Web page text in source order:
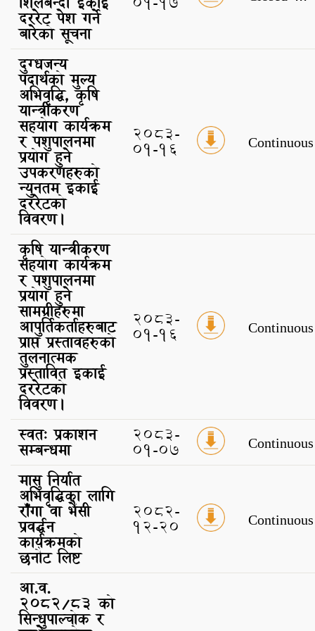
दररेट पेश गर्ने
बारेको सूचना
दुग्धजन्य
पदार्थको मुल्य
अभिवृद्धि, कृषि
यान्त्रीकरण
सहयोग कार्यक्रम
र पशुपालनमा
प्रयोग हुने
उपकरणहरुको
न्युनतम इकाई
दररेटको
विवरण।
2083-
01-16 Continuous
कृषि यान्त्रीकरण
सहयोग कार्यक्रम
र पशुपालनमा
प्रयोग हुने
सामग्रीहरुमा
आपुर्तिकर्ताहरुबाट
प्राप्त प्रस्तावहरुको
तुलनात्मक
प्रस्तावित इकाई
दररेटको
विवरण।
2083-
01-16 Continuous
स्वतः प्रकाशन
सम्बन्धमा
2083-
01-07
Continuous
मासु निर्यात
अभिवृद्धिका लागि
राँगा वा भैंसी
प्रवर्द्धन
कार्यक्रमको
छनौट लिष्ट
2082-
12-20 Continuous
आ.व.
२०८२/८३ को
सिन्धुपाल्चोक र